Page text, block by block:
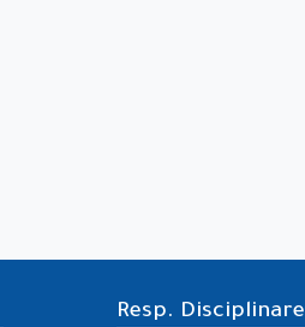
Resp. Disciplinare